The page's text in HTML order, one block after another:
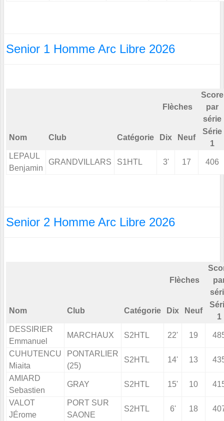
Senior 1 Homme Arc Libre 2026
Flèches
Score
par
série
Nom Club Catégorie Dix Neuf
Série
1
LEPAUL
Benjamin
GRANDVILLARS S1HTL 3' 17 406
Senior 2 Homme Arc Libre 2026
Flèches
Nom Club Catégorie Dix Neuf
1
DESSIRIER
Emmanuel
MARCHAUX S2HTL 22' 19
CUHUTENCU
Miaita
PONTARLIER
(25)
S2HTL 14' 13
AMIARD
Sebastien
GRAY S2HTL 15' 10
VALOT
JÉrome
PORT SUR
SAONE
S2HTL 6' 18